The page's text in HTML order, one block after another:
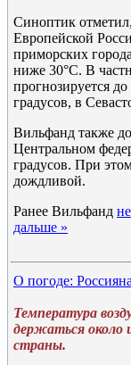
Синоптик
Европейской
приморских
ниже 30°C. В
прогнозируется
градусов, в
Вильфанд также
Центральном
градусов. При
дождливой.
Ранее Вильфанд
дальше »
О погоде:
Температура
держаться около
страны.